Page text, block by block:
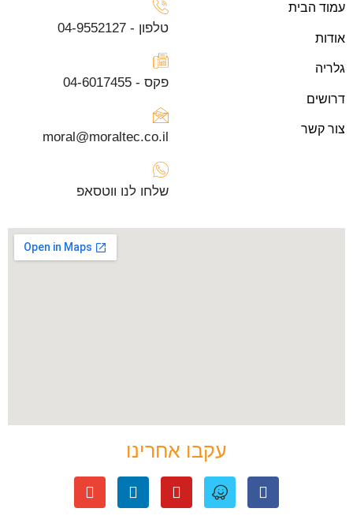
עמוד הבית
אודות
גלריה
דרושים
צור קשר
טלפון - 04-9552127
פקס - 04-6017455
moral@moraltec.co.il
שלחו לנו ווטסאפ
עקבו אחרינו